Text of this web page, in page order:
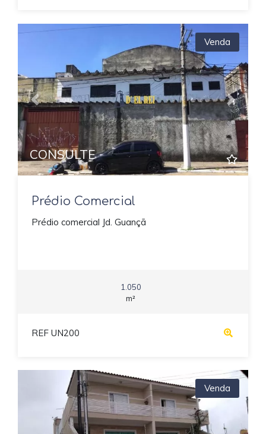
Previous Next
Venda
CONSULTE
Prédio Comercial
Prédio comercial Jd. Guançã
1.050
m²
REF UN200
Venda